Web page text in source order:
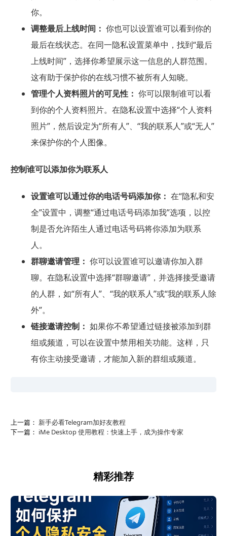
你。
调整最后上线时间： 你也可以设置谁可以看到你的
最后在线状态。在同一隐私设置菜单中，找到“最后
上线时间”，选择你希望展示这一信息的人群范围。
这有助于保护你的在线习惯不被所有人知晓。
管理个人资料照片的可见性： 你可以限制谁可以看
到你的个人资料照片。在隐私设置中选择“个人资料
照片”，然后设定为“所有人”、“我的联系人”或“无人”
来保护你的个人图像。
控制谁可以添加你为联系人
设置谁可以通过你的电话号码添加你： 在“隐私和安
全”设置中，调整“通过电话号码添加我”选项，以控
制是否允许陌生人通过电话号码将你添加为联系
人。
群聊邀请管理： 你可以设置谁可以邀请你加入群
聊。在隐私设置中选择“群聊邀请”，并选择接受邀请
的人群，如“所有人”、“我的联系人”或“我的联系人除
外”。
链接邀请控制： 如果你不希望通过链接被添加到群
组或频道，可以在设置中禁用相关功能。这样，只
有你主动接受邀请，才能加入新的群组或频道。
上一篇： 新手必看Telegram加好友教程
下一篇： iMe Desktop 使用教程：快速上手，成为操作专家
精彩推荐